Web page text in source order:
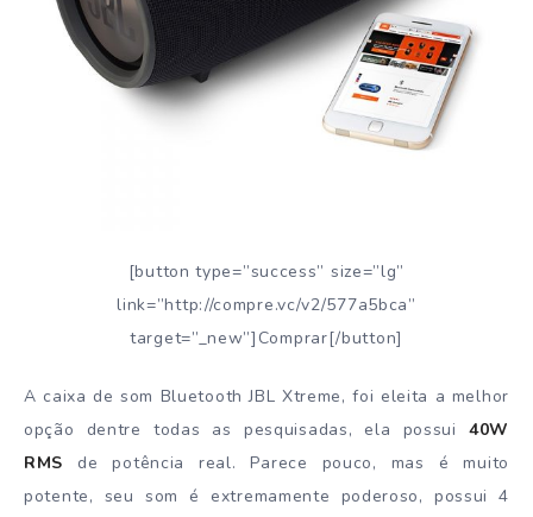
[button type=”success” size=”lg”
link=”http://compre.vc/v2/577a5bca”
target=”_new”]Comprar[/button]
A caixa de som Bluetooth JBL Xtreme, foi eleita a melhor
opção dentre todas as pesquisadas, ela possui 40W
RMS de potência real. Parece pouco, mas é muito
potente, seu som é extremamente poderoso, possui 4